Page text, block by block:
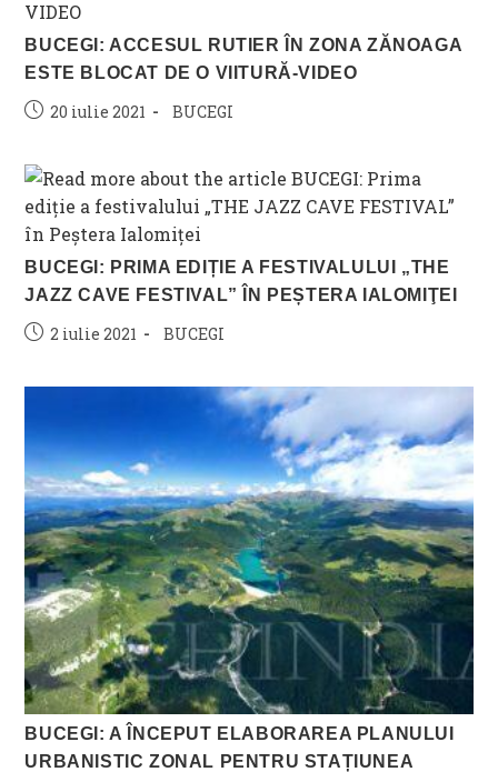
BUCEGI: ACCESUL RUTIER ÎN ZONA ZĂNOAGA
ESTE BLOCAT DE O VIITURĂ-VIDEO
Post20 iulie 2021
Post
BUCEGI
BUCEGI: PRIMA EDIȚIE A FESTIVALULUI „THE
JAZZ CAVE FESTIVAL” ÎN PEȘTERA IALOMIŢEI
Post2 iulie 2021
Post
BUCEGI
BUCEGI: A ÎNCEPUT ELABORAREA PLANULUI
URBANISTIC ZONAL PENTRU STAȚIUNEA